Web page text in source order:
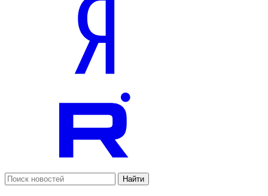
Найти